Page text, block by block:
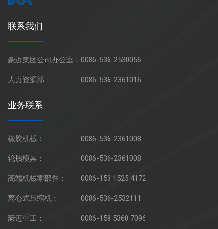
联系我们
豪迈集团公司办公室：0086-536-2530056
人力资源部： 0086-536-2361016
业务联系
橡胶机械： 0086-536-2361008
轮胎模具： 0086-536-2361008
高端机械零部件： 0086-153 1525 4172
离心式压缩机： 0086-536-2532111
豪迈重工： 0086-158 5360 7096